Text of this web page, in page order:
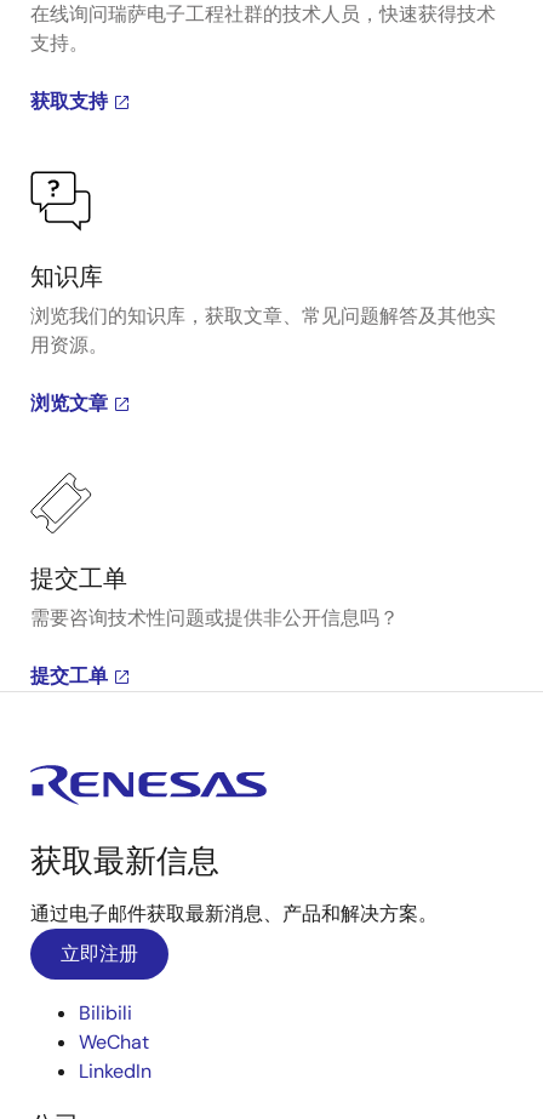
在线询问瑞萨电子工程社群的技术人员，快速获得技术
支持。
获取支持
知识库
浏览我们的知识库，获取文章、常见问题解答及其他实
用资源。
浏览文章
提交工单
需要咨询技术性问题或提供非公开信息吗？
提交工单
获取最新信息
通过电子邮件获取最新消息、产品和解决方案。
立即注册
Bilibili
WeChat
LinkedIn